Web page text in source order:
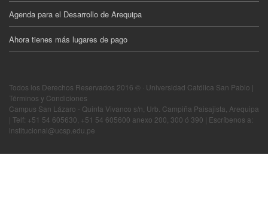
Agenda para el Desarrollo de Arequipa
Ahora tienes más lugares de pago
Todos los Derechos Reservados 2016 © · Universidad Católica San Pablo |
Términos y Condiciones
Campus San Lázaro - Quinta Vivanco s/n, Urb. Campiña Paisajista, Arequipa
| Telf: +51 54 605630, +51 54 605600 anexo 200, 300 ó 390 | Escríbenos a:
institucional@ucsp.edu.pe